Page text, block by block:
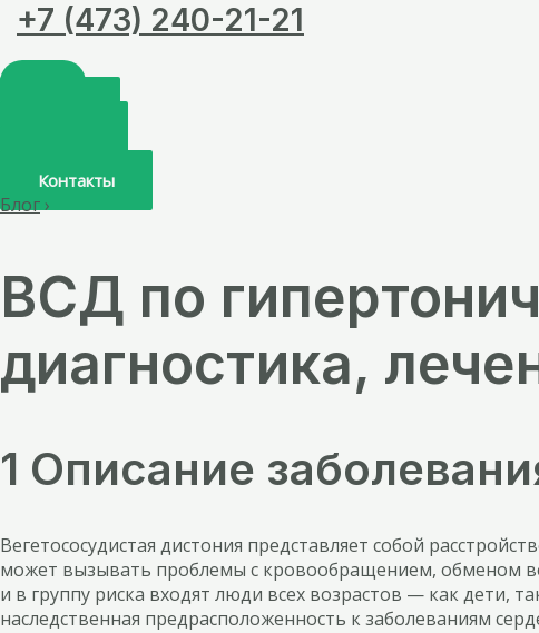
+7 (473) 240-21-21
Контакты
Блог›
ВСД по
диагностика,
1 Описание
Вегетососудистая дистония представляет собой
может вызывать проблемы с кровообращением, обменом
и в группу риска входят люди всех возрастов — как дети,
наследственная предрасположенность к заболеваниям